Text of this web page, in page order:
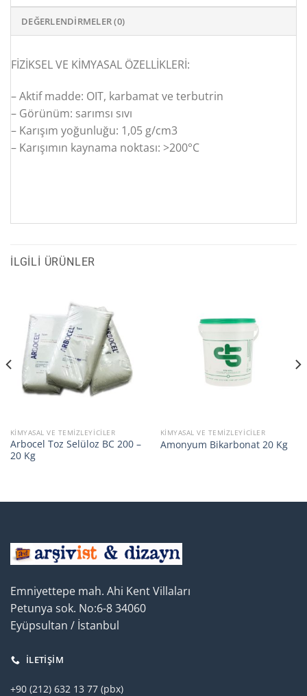
DEĞERLENDIRMELER (0)
FİZİKSEL VE ​​KİMYASAL ÖZELLİKLERİ:
– Aktif madde: OIT, karbamat ve terbutrin
– Görünüm: sarımsı sıvı
– Karışım yoğunluğu: 1,05 g/cm3
– Karışımın kaynama noktası: >200°C
İLGILI ÜRÜNLER
KIMYASAL VE TEMIZLEYICILER
Arbocel Toz Selüloz BC 200 –
20 Kg
KIMYASAL VE TEMIZLEYICILER
Amonyum Bikarbonat 20 Kg
Emniyettepe mah. Ahi Kent Villaları
Petunya sok. No:6-8 34060
Eyüpsultan / İstanbul
İLETIŞIM
+90 (212) 632 13 77 (pbx)